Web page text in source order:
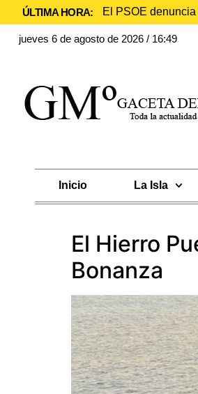
ÚLTIMA HORA: El PSOE
jueves 6 de agosto de 2026 / 16:49
Inicio La Isla
El Hierro
Bonanza